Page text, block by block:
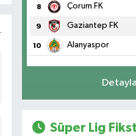
8 Çorum FK
9 Gaziantep FK
10 Alanyaspor
Süper Lig